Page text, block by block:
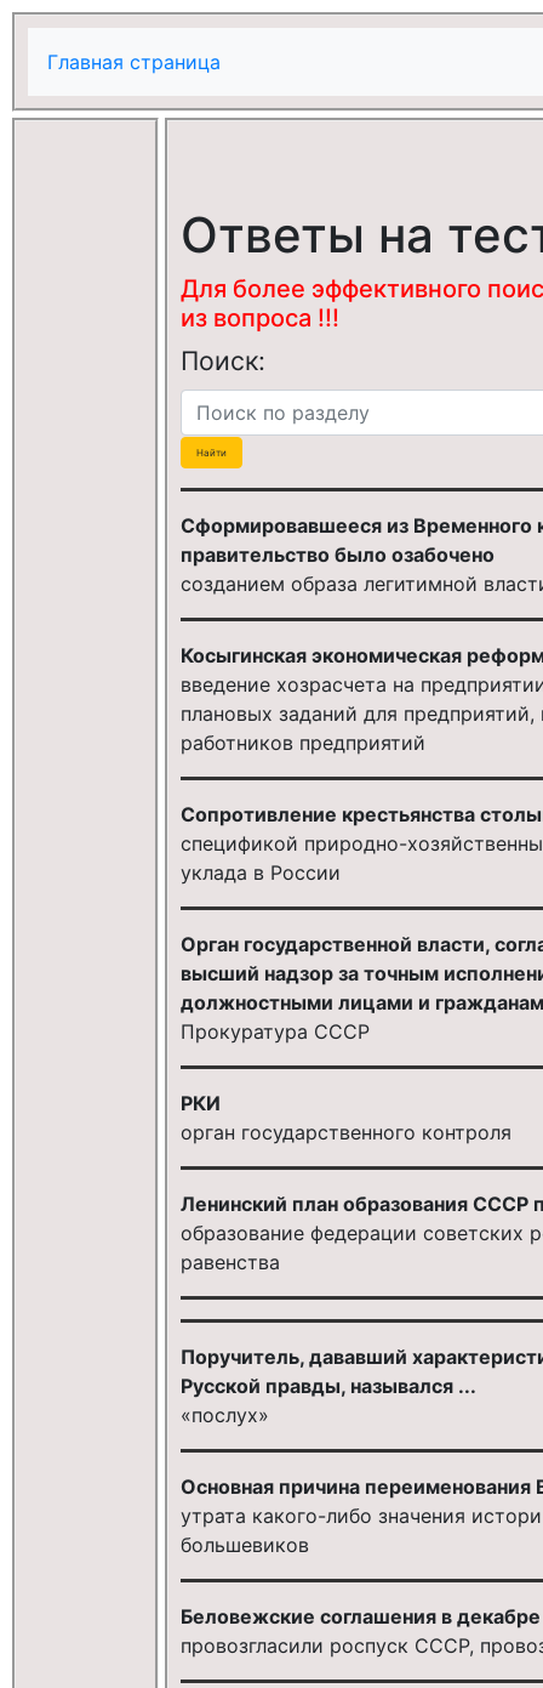
Главная страница
Ответы на
Для более эффективного
из вопроса !!!
Поиск:
Cформировавшееся из Временного
правительство было озабочено
созданием образа легитимной
Косыгинская экономическая
введение хозрасчета на
плановых заданий для
работников предприятий
Сопротивление крестьянства
спецификой природно-
уклада в России
Орган государственной власти,
высший надзор за точным
должностными лицами и
Прокуратура СССР
РКИ
орган государственного контроля
Ленинский план образования СССР
образование федерации советских
равенства
Поручитель, дававший
Русской правды, назывался ...
«послух»
Основная причина
утрата какого-либо значения
большевиков
Беловежские соглашения в декабре
провозгласили роспуск СССР,